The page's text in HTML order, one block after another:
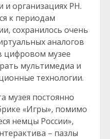
организациях РН.
к периодам
сохранилось очень
аналогов
цифровом музее
мультимедиа и
технологии.
музея постоянно
«Игры», помимо
немцы России»,
– пазлы